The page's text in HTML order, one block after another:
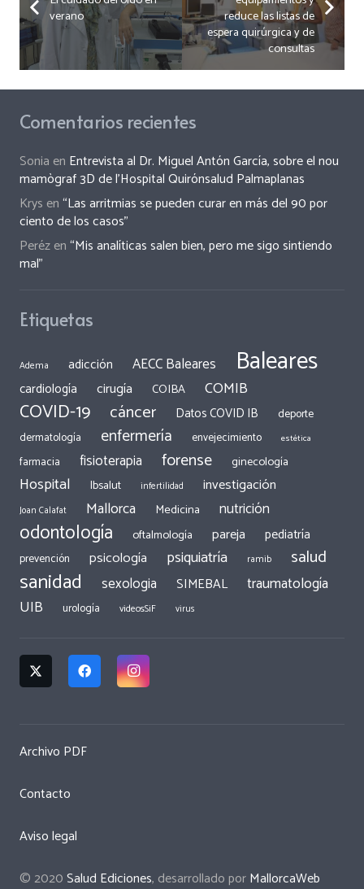
verano
reduce las listas de
espera quirúrgica y de
consultas
Comentarios recientes
Sonia en Entrevista al Dr. Miguel Antón García, sobre el nou
mamògraf 3D de l’Hospital Quirónsalud Palmaplanas
Krys en“Las arritmias se pueden curar en más del 90 por
ciento de los casos”
Perézen“Mis analíticas salen bien, pero me sigo sintiendo
mal”
Etiquetas
Adema adicción AECC Baleares Baleares
cardiología cirugía COIBA COMIB
COVID-19 cáncer Datos COVID IB
deporte
dermatología
enfermería envejecimiento estética
farmacia fisioterapia forense ginecología
Hospital Ibsalut infertilidad investigación
Joan Calafat Mallorca Medicina nutrición
odontología oftalmología pareja pediatría
prevención psicología psiquiatría ramib salud
sanidad sexologia SIMEBAL traumatología
UIB urología videosSiF virus
Archivo PDF
Contacto
Aviso legal
© 2020Salud Ediciones, desarrollado porMallorcaWeb